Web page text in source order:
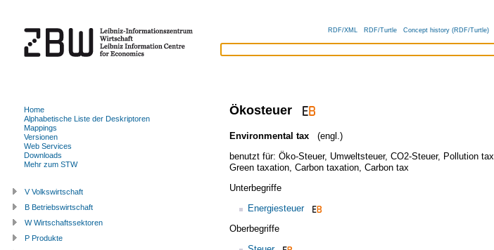
RDF/XML RDF/Turtle Concept history (RDF/Turtle)
Ökosteuer
Environmental tax
(engl.)
benutzt für: Öko-Steuer, Umweltsteuer, CO2-Steuer, Pollution tax
Green taxation, Carbon taxation, Carbon tax
Unterbegriffe
Energiesteuer
Oberbegriffe
Home
Alphabetische Liste der Deskriptoren
Mappings
Versionen
Web Services
Downloads
Mehr zum STW
V Volkswirtschaft
B Betriebswirtschaft
W Wirtschaftssektoren
P Produkte